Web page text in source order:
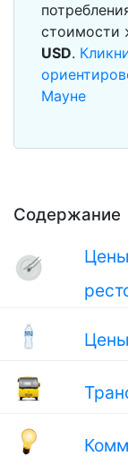
Содержание
стоимости
USD.
Мауне